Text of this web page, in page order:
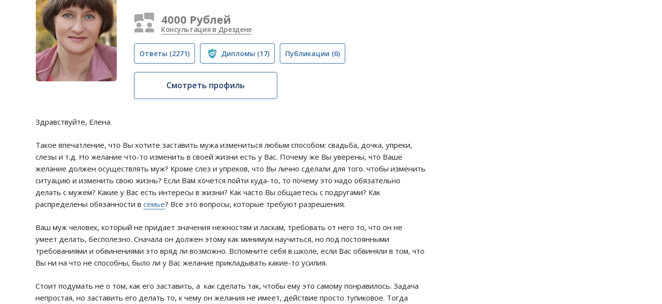
4000 Рублей
Консультация в Дрездене
Ответы (2271) Дипломы (17) Публикации (6)
Смотреть профиль
Здравствуйте, Елена.
Такое впечатление, что Вы хотите заставить мужа измениться любым способом: свадьба, дочка, упреки,
слезы и т.д. Но желание что-то изменить в своей жизни есть у Вас. Почему же Вы уверены, что Ваше
желание должен осуществлять муж? Кроме слез и упреков, что Вы лично сделали для того. чтобы изменить
ситуацию и изменить свою жизнь? Если Вам хочется пойти куда-то, то почему это надо обязательно
делать с мужем? Какие у Вас есть интересы в жизни? Как часто Вы общаетесь с подругами? Как
распределены обязанности в семье? Все это вопросы, которые требуют разрешения.
Ваш муж человек, который не придает значения нежностям и ласкам, требовать от него то, что он не
умеет делать, бесполезно. Сначала он должен этому как минимум научиться, но под постоянными
требованиями и обвинениями это вряд ли возможно. Вспомните себя в школе, если Вас обвиняли в том, что
Вы ни на что не способны, было ли у Вас желание прикладывать какие-то усилия.
Стоит подумать не о том, как его заставить, а как сделать так, чтобы ему это самому понравилось. Задача
непростая, но заставить его делать то, к чему он желания не имеет, действие просто тупиковое. Тогда